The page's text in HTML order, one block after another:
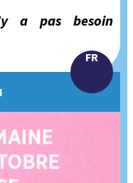
a pas besoin
FR